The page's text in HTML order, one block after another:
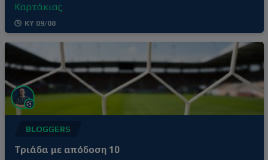
Καρτάκιας
ΚΥ 09/08
BLOGGERS
Τριάδα με απόδοση 10